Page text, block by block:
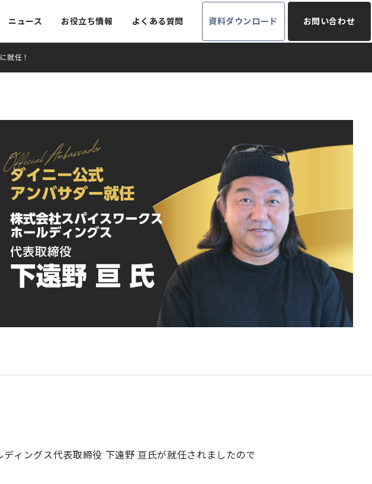
ニュース お役立ち情報 よくある質問 資料ダウンロード お問い合わせ
就任！
ィングス代表取締役 下遠野 亘氏が就任されましたので